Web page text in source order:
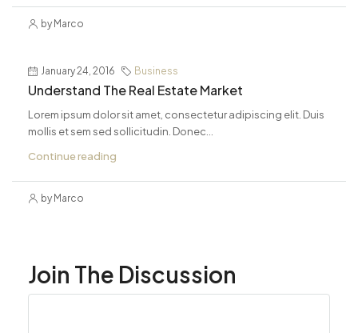
by Marco
January 24, 2016 Business
Understand The Real Estate Market
Lorem ipsum dolor sit amet, consectetur adipiscing elit. Duis
mollis et sem sed sollicitudin. Donec...
Continue reading
by Marco
Join The Discussion